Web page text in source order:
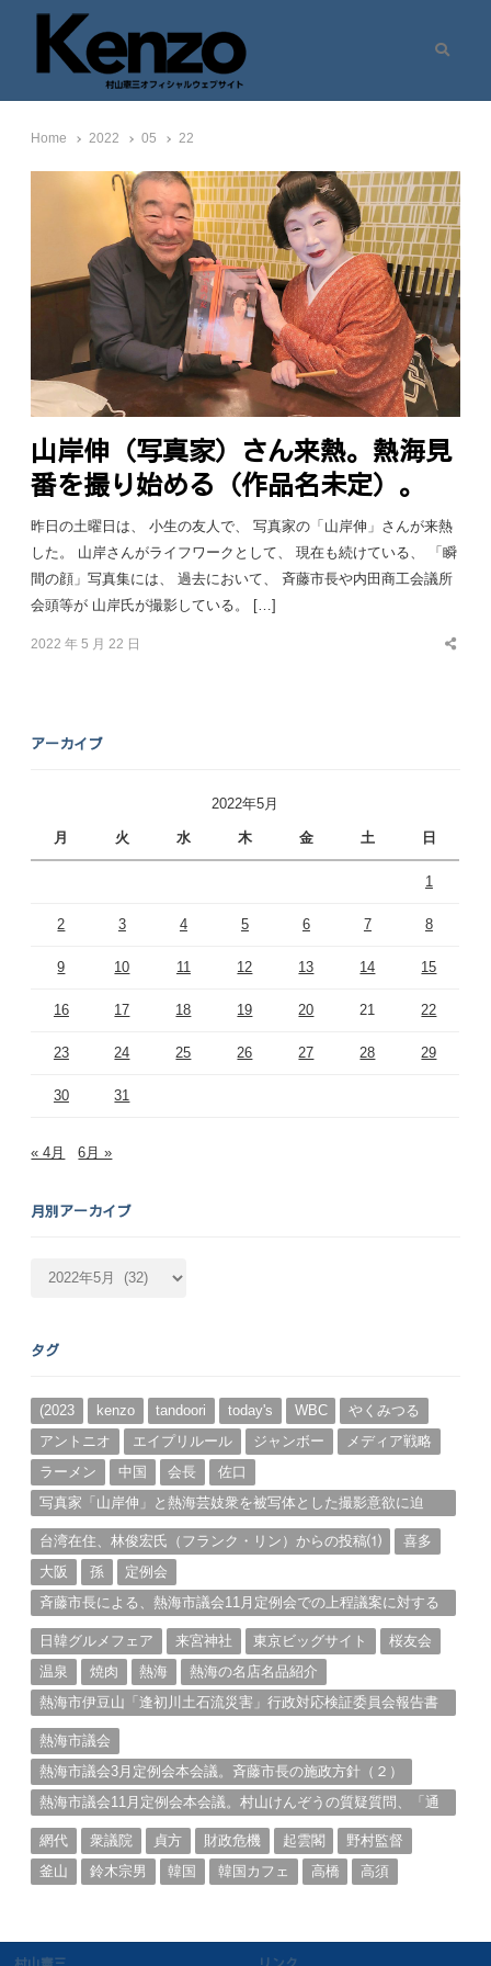
七転八起 – 村山憲三 Official Site
村山憲三ウェブサイト
Home 2022 05 22
山岸伸（写真家）さん来熱。熱海見
番を撮り始める（作品名未定）。
昨日の土曜日は、 小生の友人で、 写真家の「山岸伸」さんが来熱
した。 山岸さんがライフワークとして、 現在も続けている、 「瞬
間の顔」写真集には、 過去において、 斉藤市長や内田商工会議所
会頭等が 山岸氏が撮影している。 […]
2022 年 5 月 22 日
Share
アーカイブ
2022年5月
月 火 水 木 金 土 日
1
2 3 4 5 6 7 8
9 10 11 12 13 14 15
16 17 18 19 20 21 22
23 24 25 26 27 28 29
30 31
« 4月 6月 »
月別アーカイブ
カ
ブ
タグ
(2023 kenzo tandoori today's WBC
やくみつる
アントニオ
エイプリルール ジャンボー
メディア戦略
ラーメン
中国 会長
佐口
写真家「山岸伸」と熱海芸妓衆を被写体とした撮影意欲に迫
台湾在住、林俊宏氏（フランク・リン）からの投稿⑴
喜多
大阪
孫
定例会
斉藤市長による、熱海市議会11月定例会での上程議案に対する
日韓グルメフェア
来宮神社 東京ビッグサイト
桜友会
温泉
焼肉 熱海
熱海の名店名品紹介
熱海市伊豆山「逢初川土石流災害」行政対応検証委員会報告書
熱海市議会
熱海市議会3月定例会本会議。斉藤市長の施政方針（２）
熱海市議会11月定例会本会議。村山けんぞうの質疑質問、「通
網代
衆議院 貞方 財政危機 起雲閣
野村監督
釜山
鈴木宗男 韓国 韓国カフェ 高橋 高須
村山憲三 リンク